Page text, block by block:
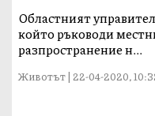
Областният
който ръководи
разпространение н...
Животът | 22-04-2020,